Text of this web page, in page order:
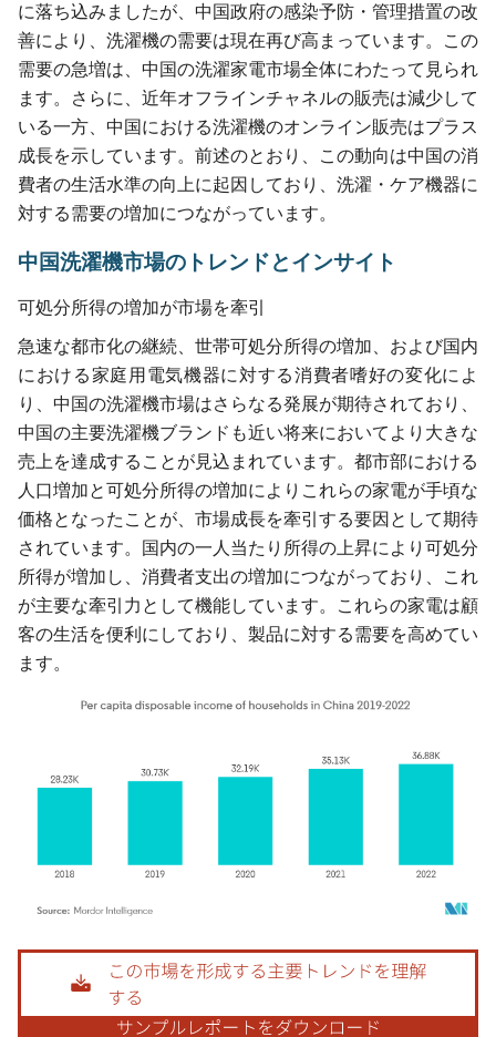
に落ち込みましたが、中国政府の感染予防・管理措置の改
善により、洗濯機の需要は現在再び高まっています。この
需要の急増は、中国の洗濯家電市場全体にわたって見られ
ます。さらに、近年オフラインチャネルの販売は減少して
いる一方、中国における洗濯機のオンライン販売はプラス
成長を示しています。前述のとおり、この動向は中国の消
費者の生活水準の向上に起因しており、洗濯・ケア機器に
対する需要の増加につながっています。
中国洗濯機市場のトレンドとインサイト
可処分所得の増加が市場を牽引
急速な都市化の継続、世帯可処分所得の増加、および国内
における家庭用電気機器に対する消費者嗜好の変化によ
り、中国の洗濯機市場はさらなる発展が期待されており、
中国の主要洗濯機ブランドも近い将来においてより大きな
売上を達成することが見込まれています。都市部における
人口増加と可処分所得の増加によりこれらの家電が手頃な
価格となったことが、市場成長を牽引する要因として期待
されています。国内の一人当たり所得の上昇により可処分
所得が増加し、消費者支出の増加につながっており、これ
が主要な牽引力として機能しています。これらの家電は顧
客の生活を便利にしており、製品に対する需要を高めてい
ます。
画像 © Mordor Intelligence。再利用にはCC BY 4.0の表示が必要です。